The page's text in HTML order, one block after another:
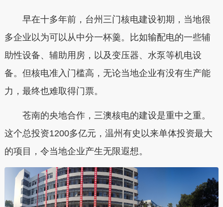
早在十多年前，台州三门核电建设初期，当地很
多企业以为可以从中分一杯羹。比如输配电的一些辅
助性设备、辅助用房，以及变压器、水泵等机电设
备。但核电准入门槛高，无论当地企业有没有生产能
力，最终也难取得门票。
苍南的央地合作，三澳核电的建设是重中之重。
这个总投资1200多亿元，温州有史以来单体投资最大
的项目，令当地企业产生无限遐想。